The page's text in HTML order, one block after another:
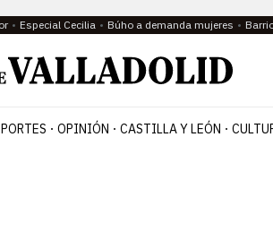
Especial Cecilia Búho a demanda mujeres
OPINIÓN CASTILLA Y LEÓN